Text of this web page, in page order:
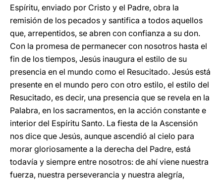
Espíritu, enviado por Cristo y el Padre, obra la
remisión de los pecados y santifica a todos aquellos
que, arrepentidos, se abren con confianza a su don.
Con la promesa de permanecer con nosotros hasta el
fin de los tiempos, Jesús inaugura el estilo de su
presencia en el mundo como el Resucitado. Jesús está
presente en el mundo pero con otro estilo, el estilo del
Resucitado, es decir, una presencia que se revela en la
Palabra, en los sacramentos, en la acción constante e
interior del Espíritu Santo. La fiesta de la Ascensión
nos dice que Jesús, aunque ascendió al cielo para
morar gloriosamente a la derecha del Padre, está
todavía y siempre entre nosotros: de ahí viene nuestra
fuerza, nuestra perseverancia y nuestra alegría,